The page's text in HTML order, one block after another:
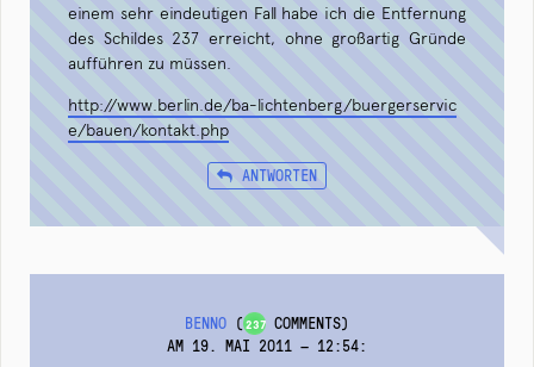
einem sehr eindeutigen Fall habe ich die Entfernung
des Schildes 237 erreicht, ohne großartig Gründe
aufführen zu müssen.
http://www.berlin.de/ba-lichtenberg/buergerservic
e/bauen/kontakt.php
ANTWORTEN
BENNO (237 COMMENTS)
AM 19. MAI 2011 — 12:54: